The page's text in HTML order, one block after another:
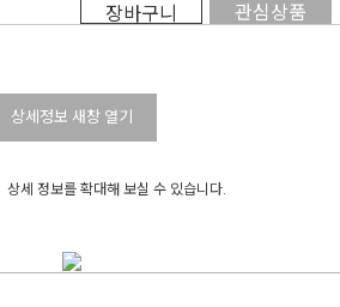
장바구니 관심상품
상세정보 새창 열기
상세 정보를 확대해 보실 수 있습니다.